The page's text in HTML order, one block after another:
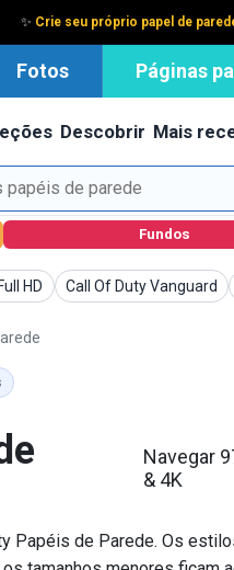
✨ Crie seu próprio papel de
Fotos Páginas
Descobrir Mais
Fundos
HD Call Of Duty Vanguard
Papéis de Parede
Navegar
& 4K
Papéis de Parede. Os